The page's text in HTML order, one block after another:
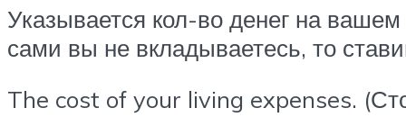
Указывается кол-во денег на
сами вы не вкладываетесь, то
The cost of your living expenses.